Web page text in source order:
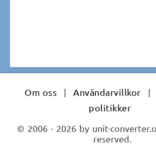
Om oss | Användarvillkor |
politikker
© 2006 - 2026 by unit-
reserved.